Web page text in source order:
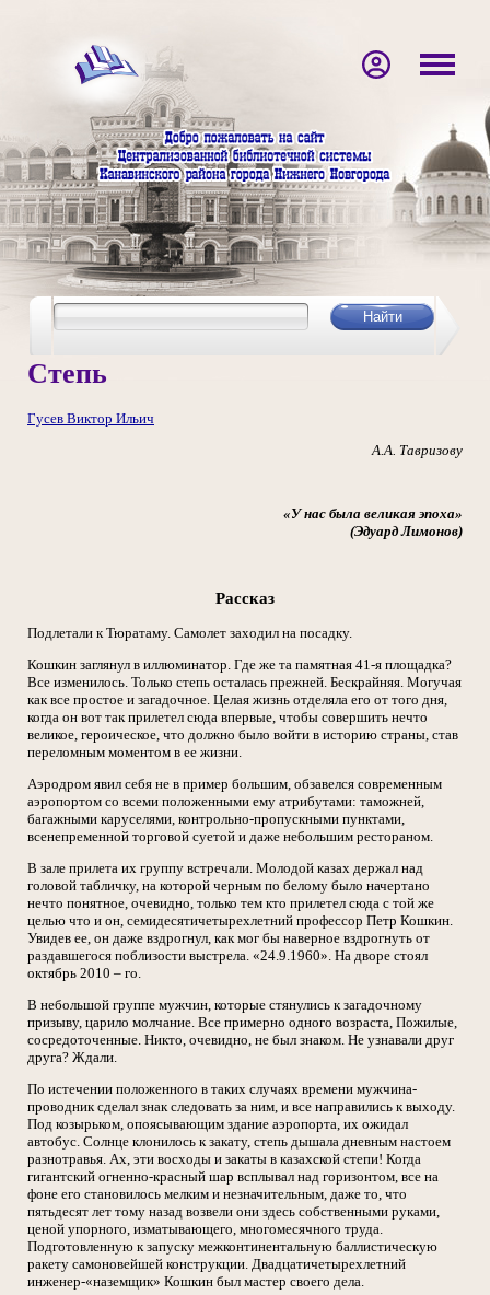
Степь
Гусев Виктор Ильич
А.А. Тавризову
«У нас была великая эпоха»
(Эдуард Лимонов)
Рассказ
Подлетали к Тюратаму. Самолет заходил на посадку.
Кошкин заглянул в иллюминатор. Где же та памятная 41-я площадка?
Все изменилось. Только степь осталась прежней. Бескрайняя. Могучая
как все простое и загадочное. Целая жизнь отделяла его от того дня,
когда он вот так прилетел сюда впервые, чтобы совершить нечто
великое, героическое, что должно было войти в историю страны, став
переломным моментом в ее жизни.
Аэродром явил себя не в пример большим, обзавелся современным
аэропортом со всеми положенными ему атрибутами: таможней,
багажными каруселями, контрольно-пропускными пунктами,
всенепременной торговой суетой и даже небольшим рестораном.
В зале прилета их группу встречали. Молодой казах держал над
головой табличку, на которой черным по белому было начертано
нечто понятное, очевидно, только тем кто прилетел сюда с той же
целью что и он, семидесятичетырехлетний профессор Петр Кошкин.
Увидев ее, он даже вздрогнул, как мог бы наверное вздрогнуть от
раздавшегося поблизости выстрела. «24.9.1960». На дворе стоял
октябрь 2010 – го.
В небольшой группе мужчин, которые стянулись к загадочному
призыву, царило молчание. Все примерно одного возраста, Пожилые,
сосредоточенные. Никто, очевидно, не был знаком. Не узнавали друг
друга? Ждали.
По истечении положенного в таких случаях времени мужчина-
проводник сделал знак следовать за ним, и все направились к выходу.
Под козырьком, опоясывающим здание аэропорта, их ожидал
автобус. Солнце клонилось к закату, степь дышала дневным настоем
разнотравья. Ах, эти восходы и закаты в казахской степи! Когда
гигантский огненно-красный шар всплывал над горизонтом, все на
фоне его становилось мелким и незначительным, даже то, что
пятьдесят лет тому назад возвели они здесь собственными руками,
ценой упорного, изматывающего, многомесячного труда.
Подготовленную к запуску межконтинентальную баллистическую
ракету самоновейшей конструкции. Двадцатичетырехлетний
инженер-«наземщик» Кошкин был мастер своего дела.